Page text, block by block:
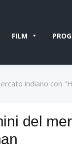
FILM
indiano con
del